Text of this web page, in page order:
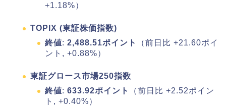
+1.18%）
TOPIX (東証株価指数)
終値: 2,488.51ポイント
（前日比 +21.60ポイ
ント, +0.88%）
東証グロース市場250指数
終値: 633.92ポイント
（前日比 +2.52ポイン
ト, +0.40%）